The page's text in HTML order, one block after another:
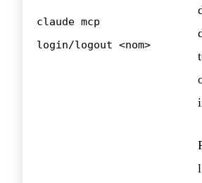
claude mcp
login/logout <nom>